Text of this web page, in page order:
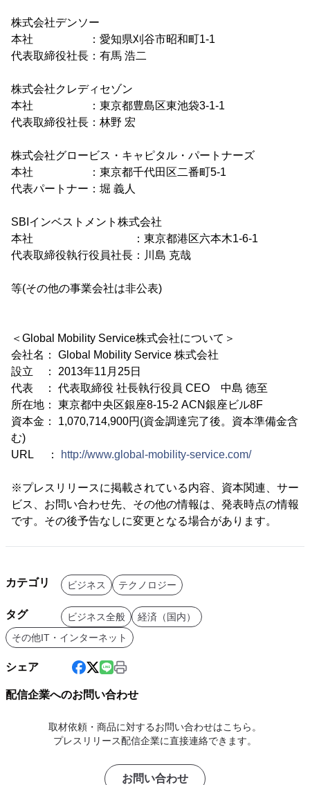
株式会社デンソー
本社 ：愛知県刈谷市昭和町1-1
代表取締役社長：有馬 浩二
株式会社クレディセゾン
本社 ：東京都豊島区東池袋3-1-1
代表取締役社長：林野 宏
株式会社グロービス・キャピタル・パートナーズ
本社 ：東京都千代田区二番町5-1
代表パートナー：堀 義人
SBIインベストメント株式会社
本社 ：東京都港区六本木1-6-1
代表取締役執行役員社長：川島 克哉
等(その他の事業会社は非公表)
＜Global Mobility Service株式会社について＞
会社名： Global Mobility Service 株式会社
設立 ： 2013年11月25日
代表 ： 代表取締役 社長執行役員 CEO 中島 徳至
所在地： 東京都中央区銀座8-15-2 ACN銀座ビル8F
資本金： 1,070,714,900円(資金調達完了後。資本準備金含
む)
URL ：
http://www.global-mobility-service.com/
※プレスリリースに掲載されている内容、資本関連、サー
ビス、お問い合わせ先、その他の情報は、発表時点の情報
です。その後予告なしに変更となる場合があります。
カテゴリ ビジネス テクノロジー
タグ ビジネス全般
経済（国内）
その他IT・インターネット
シェア
配信企業へのお問い合わせ
取材依頼・商品に対するお問い合わせはこちら。
プレスリリース配信企業に直接連絡できます。
お問い合わせ